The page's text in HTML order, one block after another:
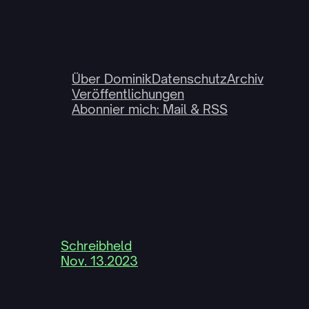
Über DominikDatenschutzArchiv
Veröffentlichungen
Abonnier mich: Mail & RSS
Schreibheld
Nov. 13.2023